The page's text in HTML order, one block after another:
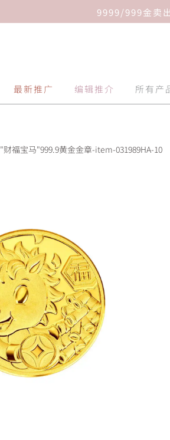
9999/999金卖
最新推广 编辑推介 所有产
"财福宝马"999.9黄金金章-item-031989HA-10